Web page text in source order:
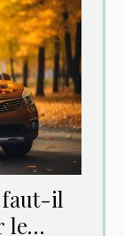
faut-il
le